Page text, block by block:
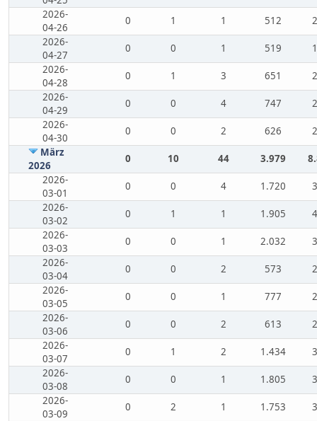
2026-
04-26
0 1 1 512
2026-
04-27
0 0 1 519
2026-
04-28
0 1 3 651
2026-
04-29
0 0 4 747
2026-
04-30
0 0 2 626
März
2026
0 10 44 3.979
2026-
03-01
0 0 4 1.720
2026-
03-02
0 1 1 1.905
2026-
03-03
0 0 1 2.032
2026-
03-04
0 0 2 573
2026-
03-05
0 0 1 777
2026-
03-06
0 0 2 613
2026-
03-07
0 1 2 1.434
2026-
03-08
0 0 1 1.805
2026-
03-09
0 2 1 1.753